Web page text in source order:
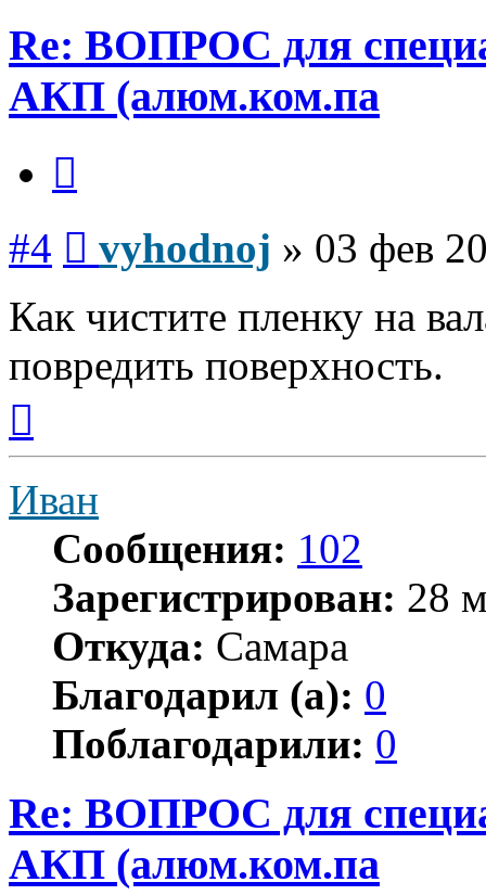
Re: ВОПРОС для
АКП (алюм.ком.па
#4 vyhodnoj » 03 фев
Как чистите пленку на
повредить поверхность.
началу
Иван
Сообщения: 102
Зарегистрирован: 28
Откуда: Самара
Благодарил (а): 0
Поблагодарили: 0
Re: ВОПРОС для
АКП (алюм.ком.па